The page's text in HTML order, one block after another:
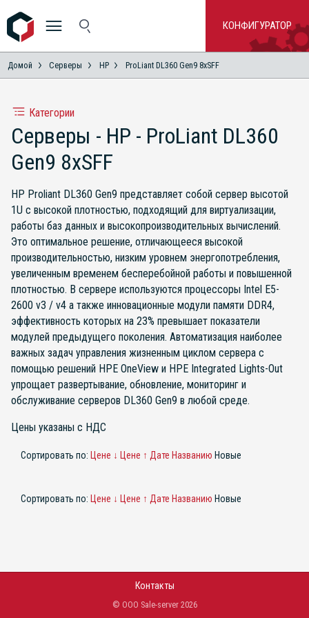
КОНФИГУРАТОР
Домой Серверы HP ProLiant DL360 Gen9 8xSFF
Категории
Серверы - HP - ProLiant DL360
Gen9 8xSFF
HP Proliant DL360 Gen9 представляет собой сервер высотой
1U с высокой плотностью, подходящий для виртуализации,
работы баз данных и высокопроизводительных вычислений.
Это оптимальное решение, отличающееся высокой
производительностью, низким уровнем энергопотребления,
увеличенным временем бесперебойной работы и повышенной
плотностью. В сервере используются процессоры Intel E5-
2600 v3 / v4 а также инновационные модули памяти DDR4,
эффективность которых на 23% превышает показатели
модулей предыдущего поколения. Автоматизация наиболее
важных задач управления жизненным циклом сервера с
помощью решений HPE OneView и HPE Integrated Lights-Out
упрощает развертывание, обновление, мониторинг и
обслуживание серверов DL360 Gen9 в любой среде.
Цены указаны с НДС
Сортировать по: Цене ↓ Цене ↑ Дате Названию Новые
Сортировать по: Цене ↓ Цене ↑ Дате Названию Новые
Контакты
© ООО Sale-server 2026